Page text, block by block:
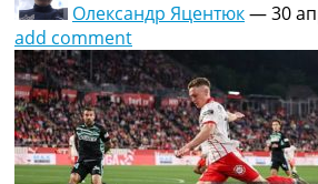
Олександр Яцентюк—30
add comment